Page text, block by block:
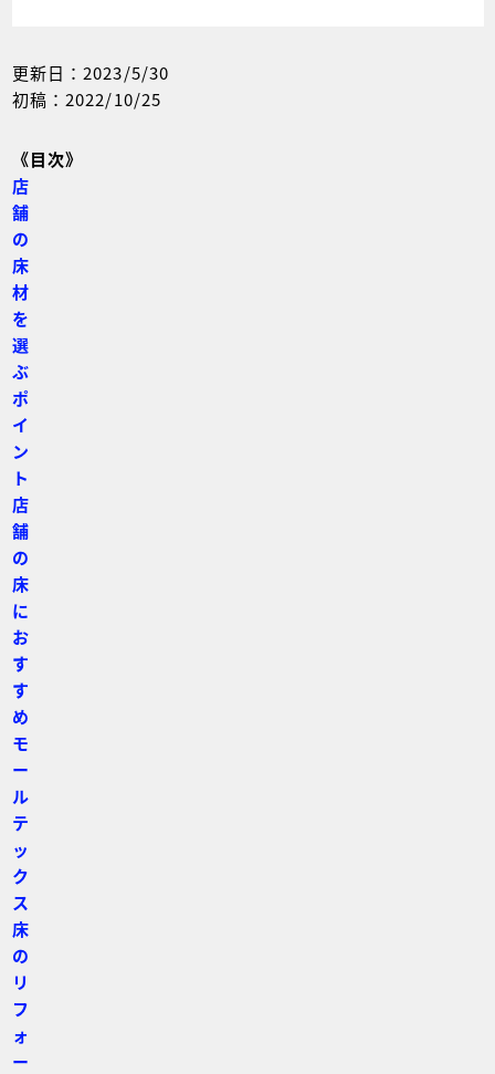
更新日：2023/5/30
初稿：2022/10/25
《目次》
店
舗
の
床
材
を
選
ぶ
ポ
イ
ン
ト
店
舗
の
床
に
お
す
す
め
モ
ー
ル
テ
ッ
ク
ス
床
の
リ
フ
ォ
ー